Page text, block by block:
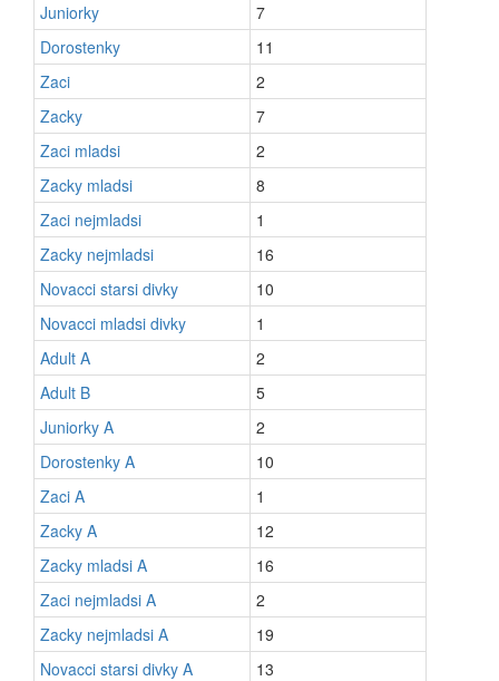
Juniorky
7
Dorostenky
11
Zaci
2
Zacky
7
Zaci mladsi
2
Zacky mladsi
8
Zaci nejmladsi
1
Zacky nejmladsi
16
Novacci starsi divky
10
Novacci mladsi divky
1
Adult A
2
Adult B
5
Juniorky A
2
Dorostenky A
10
Zaci A
1
Zacky A
12
Zacky mladsi A
16
Zaci nejmladsi A
2
Zacky nejmladsi A
19
Novacci starsi divky A
13